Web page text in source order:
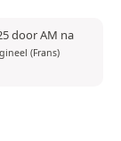
door AM na
(Frans)